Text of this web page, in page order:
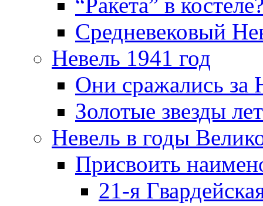
Средневековый
Невель 1941 год
Они сражались за
Золотые звезды
Невель в годы
Присвоить
21-я